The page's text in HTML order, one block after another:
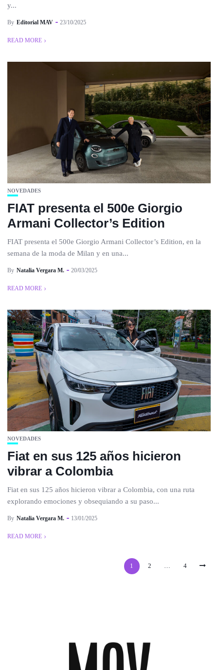
y...
By Editorial MAV 23/10/2025
READ MORE
NOVEDADES
FIAT presenta el 500e Giorgio
Armani Collector’s Edition
FIAT presenta el 500e Giorgio Armani Collector’s Edition, en la
semana de la moda de Milan y en una...
By Natalia Vergara M. 20/03/2025
READ MORE
NOVEDADES
Fiat en sus 125 años hicieron
vibrar a Colombia
Fiat en sus 125 años hicieron vibrar a Colombia, con una ruta
explorando emociones y obsequiando a su paso...
By Natalia Vergara M. 13/01/2025
READ MORE
1 2 … 4